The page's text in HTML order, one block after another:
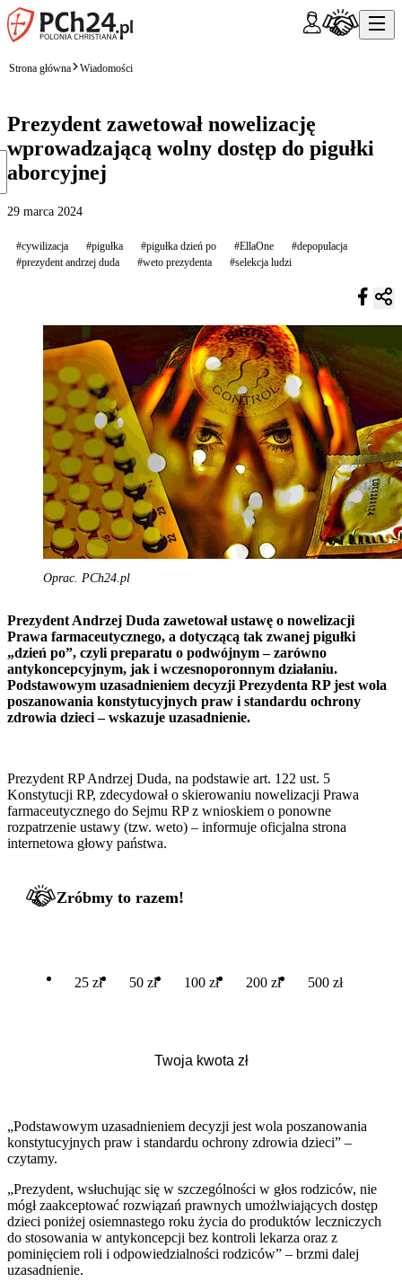
Strona główna Wiadomości
Prezydent zawetował nowelizację
wprowadzającą wolny dostęp do pigułki
aborcyjnej
29 marca 2024
#cywilizacja #pigułka #pigułka dzień po #EllaOne
#depopulacja
#prezydent andrzej duda
#weto prezydenta #selekcja ludzi
Oprac. PCh24.pl
Prezydent Andrzej Duda zawetował ustawę o nowelizacji
Prawa farmaceutycznego, a dotyczącą tak zwanej pigułki
„dzień po”, czyli preparatu o podwójnym – zarówno
antykoncepcyjnym, jak i wczesnoporonnym działaniu.
Podstawowym uzasadnieniem decyzji Prezydenta RP jest wola
poszanowania konstytucyjnych praw i standardu ochrony
zdrowia dzieci – wskazuje uzasadnienie.
Prezydent RP Andrzej Duda, na podstawie art. 122 ust. 5
Konstytucji RP, zdecydował o skierowaniu nowelizacji Prawa
farmaceutycznego do Sejmu RP z wnioskiem o ponowne
rozpatrzenie ustawy (tzw. weto) – informuje oficjalna strona
internetowa głowy państwa.
Zróbmy to razem!
25 zł 50 zł 100 zł 200 zł 500 zł
„Podstawowym uzasadnieniem decyzji jest wola poszanowania
konstytucyjnych praw i standardu ochrony zdrowia dzieci” –
czytamy.
„Prezydent, wsłuchując się w szczególności w głos rodziców, nie
mógł zaakceptować rozwiązań prawnych umożlwiających dostęp
dzieci poniżej osiemnastego roku życia do produktów leczniczych
do stosowania w antykoncepcji bez kontroli lekarza oraz z
pominięciem roli i odpowiedzialności rodziców” – brzmi dalej
uzasadnienie.